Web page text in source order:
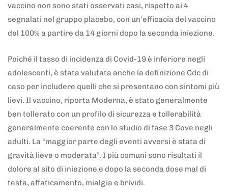
vaccino non sono stati osservati casi, rispetto ai 4
segnalati nel gruppo placebo, con un’efficacia del vaccino
del 100% a partire da 14 giorni dopo la seconda iniezione.
Poiché il tasso di incidenza di Covid-19 è inferiore negli
adolescenti, è stata valutata anche la definizione Cdc di
caso per includere quelli che si presentano con sintomi più
lievi. Il vaccino, riporta Moderna, è stato generalmente
ben tollerato con un profilo di sicurezza e tollerabilità
generalmente coerente con lo studio di fase 3 Cove negli
adulti. La “maggior parte degli eventi avversi è stata di
gravità lieve o moderata”. I più comuni sono risultati il
dolore al sito di iniezione e dopo la seconda dose mal di
testa, affaticamento, mialgia e brividi.